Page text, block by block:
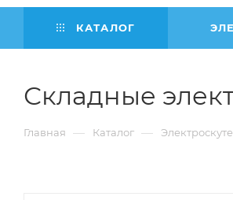
КАТАЛОГ
Складные
Главная — Каталог —